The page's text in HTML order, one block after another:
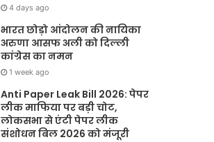
4 days ago
भारत छोड़ो आंदोलन की नायिका
अरुणा आसफ अली को दिल्ली
कांग्रेस का नमन
1 week ago
Anti Paper Leak Bill 2026: पेपर
लीक माफिया पर बड़ी चोट,
लोकसभा से एंटी पेपर लीक
संशोधन बिल 2026 को मंजूरी